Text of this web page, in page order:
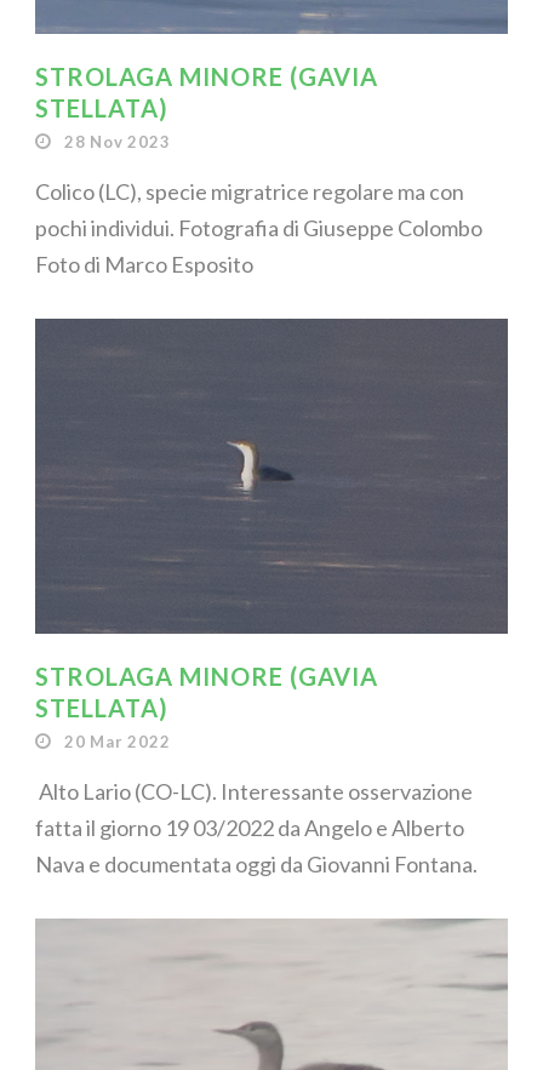
STROLAGA MINORE (GAVIA
STELLATA)
28 Nov 2023
Colico (LC), specie migratrice regolare ma con
pochi individui. Fotografia di Giuseppe Colombo
Foto di Marco Esposito
STROLAGA MINORE (GAVIA
STELLATA)
20 Mar 2022
Alto Lario (CO-LC). Interessante osservazione
fatta il giorno 19 03/2022 da Angelo e Alberto
Nava e documentata oggi da Giovanni Fontana.